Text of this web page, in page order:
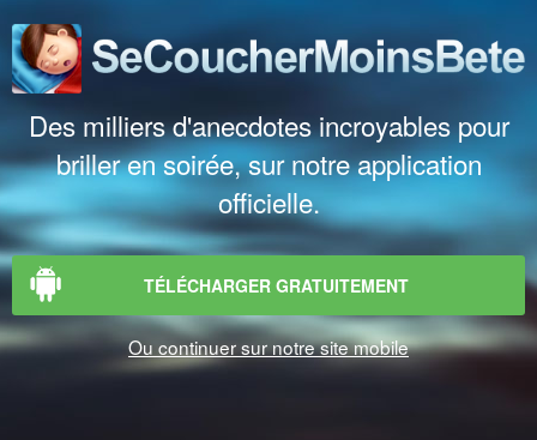
Des milliers d'anecdotes incroyables pour
briller en soirée, sur notre application
officielle.
TÉLÉCHARGER GRATUITEMENT
Ou continuer sur notre site mobile